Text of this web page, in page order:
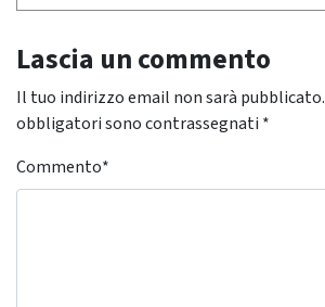
Lascia un commento
Il tuo indirizzo email non sarà pubblicato.
obbligatori sono contrassegnati *
Commento*